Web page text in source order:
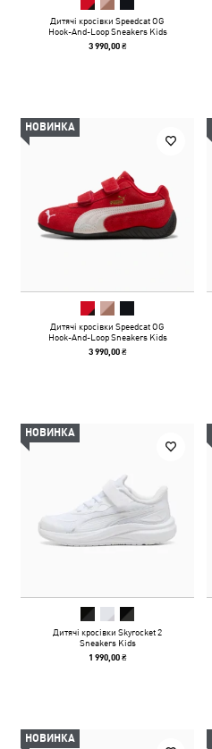
Дитячі кросівки Speedcat OG
Hook-And-Loop Sneakers Kids
3 990,00 ₴
НОВИНКА
Дитячі кросівки Speedcat OG
Hook-And-Loop Sneakers Kids
3 990,00 ₴
НОВИНКА
Дитячі кросівки Skyrocket 2
Sneakers Kids
1 990,00 ₴
НОВИНКА